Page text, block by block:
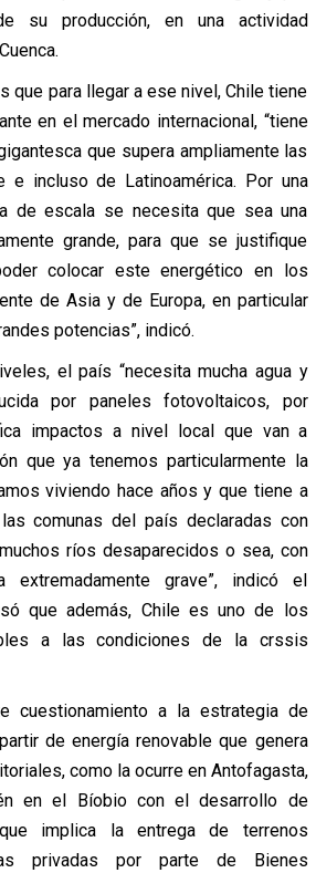
su producción, en una actividad
que para llegar a ese nivel, Chile tiene
en el mercado internacional, “tiene
que supera ampliamente las
e incluso de Latinoamérica. Por una
de escala se necesita que sea una
grande, para que se justifique
colocar este energético en los
de Asia y de Europa, en particular
potencias”, indicó.
el país “necesita mucha agua y
por paneles fotovoltaicos, por
impactos a nivel local que van a
que ya tenemos particularmente la
viviendo hace años y que tiene a
comunas del país declaradas con
ríos desaparecidos o sea, con
extremadamente grave”, indicó el
que además, Chile es uno de los
a las condiciones de la crssis
cuestionamiento a la estrategia de
de energía renovable que genera
como la ocurre en Antofagasta,
en el Bíobio con el desarrollo de
implica la entrega de terrenos
privadas por parte de Bienes